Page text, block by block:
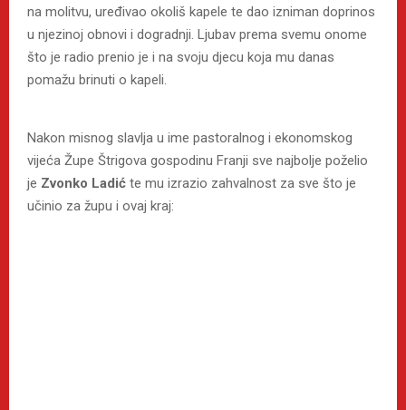
na molitvu, uređivao okoliš kapele te dao izniman doprinos
u njezinoj obnovi i dogradnji. Ljubav prema svemu onome
što je radio prenio je i na svoju djecu koja mu danas
pomažu brinuti o kapeli.
Nakon misnog slavlja u ime pastoralnog i ekonomskog
vijeća Župe Štrigova gospodinu Franji sve najbolje poželio
je Zvonko Ladić te mu izrazio zahvalnost za sve što je
učinio za župu i ovaj kraj: